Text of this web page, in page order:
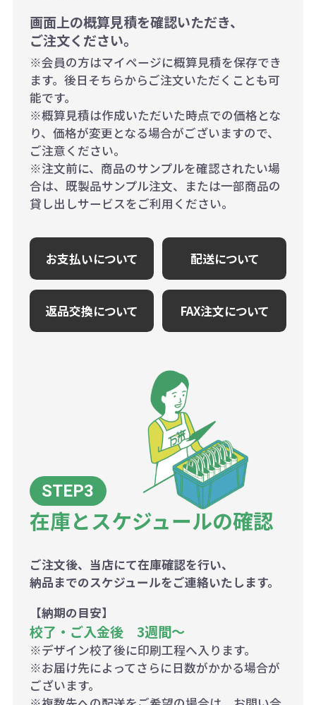
画面上の概算見積を確認いただき、
ご注文ください。
※会員の方はマイページに概算見積を保存でき
ます。後日そちらからご注文いただくことも可
能です。
※概算見積は作成いただいた時点での価格とな
り、価格が変更となる場合がございますので、
ご注意ください。
※注文前に、商品のサンプルを確認されたい場
合は、既製品サンプル注文、または一部商品の
貸し出しサービスをご利用ください。
お支払いについて 配送について
返品交換について FAX注文について
在庫とスケジュールの確認
ご注文後、当店にて在庫確認を行い、
納品までのスケジュールをご連絡いたします。
【納期の目安】
校了・ご入金後 3週間～
※デザイン校了後に印刷工程へ入ります。
※お届け先によってさらに日数がかかる場合が
ございます。